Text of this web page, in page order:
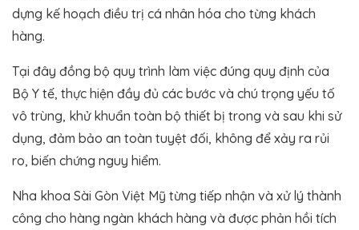
dựng kế hoạch điều trị cá nhân hóa cho từng khách
hàng.
Tại đây đồng bộ quy trình làm việc đúng quy định của
Bộ Y tế, thực hiện đầy đủ các bước và chú trọng yếu tố
vô trùng, khử khuẩn toàn bộ thiết bị trong và sau khi sử
dụng, đảm bảo an toàn tuyệt đối, không để xảy ra rủi
ro, biến chứng nguy hiểm.
Nha khoa Sài Gòn Việt Mỹ từng tiếp nhận và xử lý thành
công cho hàng ngàn khách hàng và được phản hồi tích